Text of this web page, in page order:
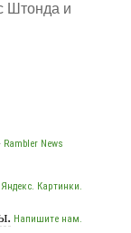
Штонда и
Rambler News
Яндекс. Картинки.
Напишите нам.